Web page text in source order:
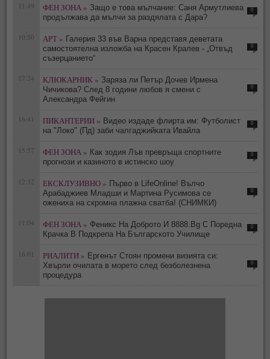
11:49 ФЕН ЗОНА » Защо е това мълчание: Саня Армутлиева
продължава да мълчи за раздялата с Дара?
0
10:50 АРТ » Галерия 33 във Варна представя деветата
самостоятелна изложба на Красен Кралев - „Отвъд
съзерцанието“
0
17:24 КЛЮКАРНИК » Заряза ли Петър Дочев Ирмена
Чичикова? След 8 години любов я смени с
Александра Фейгин
0
16:41 ПИКАНТЕРИИ » Видео издаде флирта им: Футболист
на "Локо" (Пд) заби чалгаджийката Ивайла
0
15:57 ФЕН ЗОНА » Как зодия Лъв превръща спортните
прогнози и казиното в истинско шоу
0
12:32 ЕКСКЛУЗИВНО » Първо в LifeOnline! Вълчо
Арабаджиев Младши и Мартина Русимова сe
oжениха на скромна плажна сватба! (СНИМКИ)
0
11:04 ФЕН ЗОНА » Феникс На Доброто И 8888.Bg С Поредна
Крачка В Подкрепа На Българското Училище
0
16:01 РИАЛИТИ » Ергенът Стоян промени визията си:
Хвърли очилата в морето след безболезнена
процедура
0